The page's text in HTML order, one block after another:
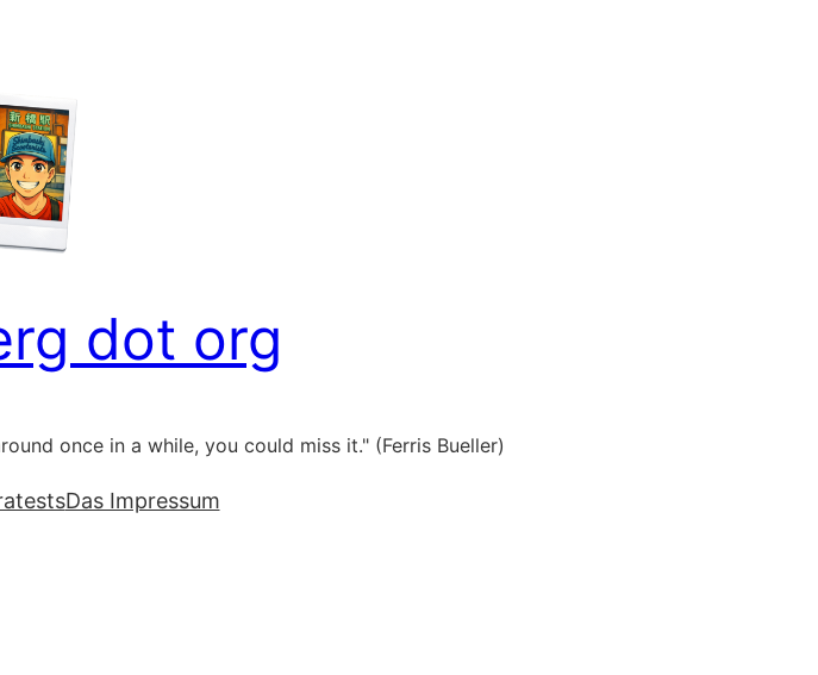
dot org
once in a while, you could miss it." (Ferris Bueller)
Das Impressum